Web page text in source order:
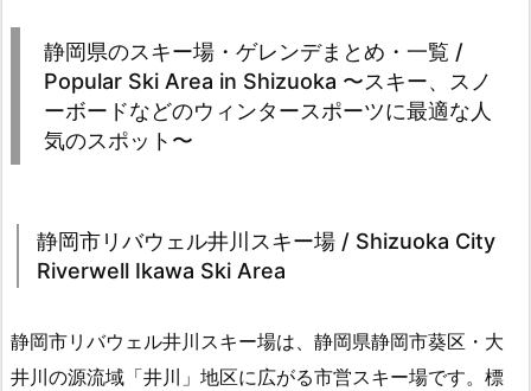
静岡県のスキー場・ゲレンデまとめ・一覧 /
Popular Ski Area in Shizuoka 〜スキー、スノ
ーボードなどのウィンタースポーツに最適な人
気のスポット〜
静岡市リバウェル井川スキー場 / Shizuoka City
Riverwell Ikawa Ski Area
静岡市リバウェル井川スキー場は、静岡県静岡市葵区・大
井川の源流域「井川」地区に広がる市営スキー場です。標